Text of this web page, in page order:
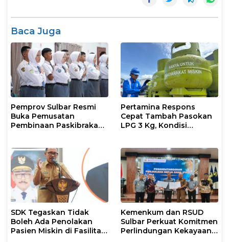
Baca Juga
Pemprov Sulbar Resmi
Buka Pemusatan
Pembinaan Paskibraka
Pertamina Respons
Cepat Tambah Pasokan
LPG 3 Kg, Kondisi
SDK Tegaskan Tidak
Boleh Ada Penolakan
Pasien Miskin di Fasilitas
Kemenkum dan RSUD
Sulbar Perkuat Komitmen
Perlindungan Kekayaan